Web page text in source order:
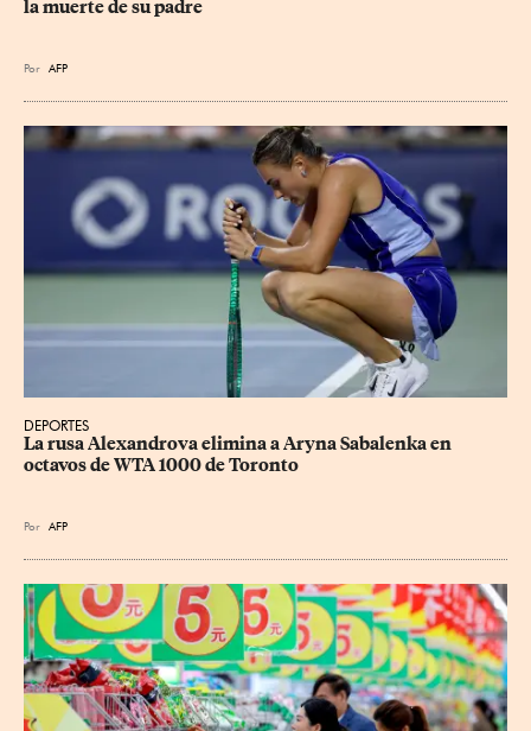
la muerte de su padre
Por AFP
DEPORTES
La rusa Alexandrova elimina a Aryna Sabalenka en
octavos de WTA 1000 de Toronto
Por AFP